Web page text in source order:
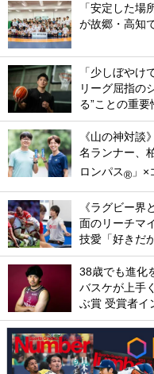
「安定した場
が故郷・高知
「少しぼやけ
リーグ屈指の
る”ことの重要
《山の神対談
名ランナー、
ロンパス® 」
《ラグビー界
面のリーチマ
技愛「好きだ
38歳でも進化
バスケが上手
ぶ賞 受賞者イ